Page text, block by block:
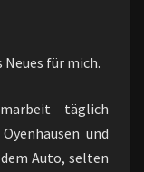
für mich.
täglich
und
Auto, selten